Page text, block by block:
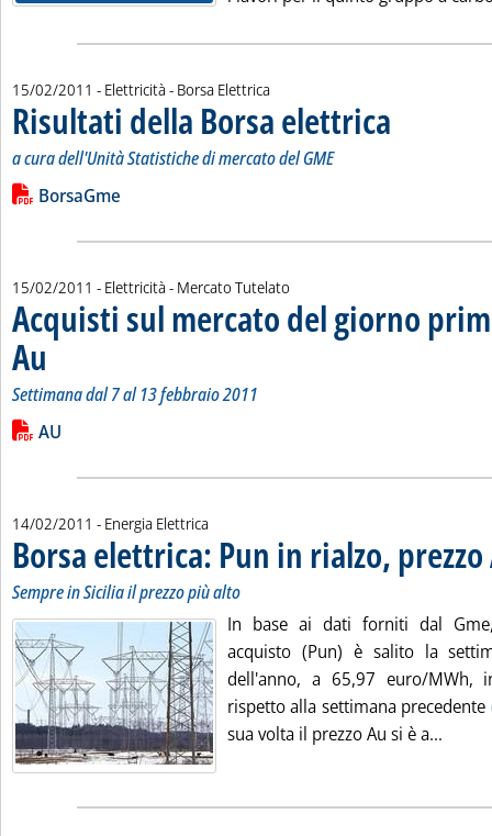
15/02/2011 - Elettricità - Borsa Elettrica
Risultati della Borsa elettrica
a cura dell'Unità Statistiche di mercato del GME
Leggi tutta la notizia: 'Risultati della Borsa elettrica'
Lista allegati PDF alla notizia
BorsaGme
15/02/2011 - Elettricità - Mercato Tutelato
Acquisti sul mercato del giorno
Au . Sottotitolo: Settimana dal 7 al 13 febbraio 2011
. Pubblicata martedì 15 febbraio 2011 alle 15.21.
Settimana dal 7 al 13 febbraio 2011
Leggi tutta la notizia: 'Acquisti sul mercato del giorno prima
Lista allegati PDF alla notizia
AU
14/02/2011 - Energia Elettrica
Borsa elettrica: Pun in rialzo,
Sempre in Sicilia il prezzo più alto
In base ai dati forniti dal
acquisto (Pun) è salito la
dell'anno, a 65,97 euro/MWh,
rispetto alla settimana precedente
sua volta il prezzo Au si è a...